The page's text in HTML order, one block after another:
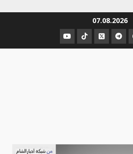
07.08.2026
عنصر
القائمة
عنصر
القائمة
عنصر
القائمة
عنصر
القائمة